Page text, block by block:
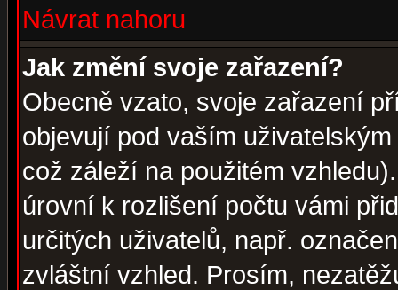
Návrat nahoru
Jak změní svoje zařazení?
Obecně vzato, svoje zařazení
objevují pod vaším
což záleží na použitém
úrovní k rozlišení počtu vámi
určitých uživatelů, např.
zvláštní vzhled. Prosím,